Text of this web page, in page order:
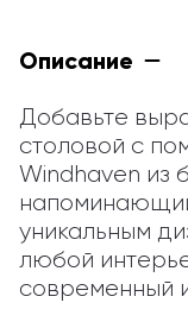
Описание
Добавьте
столовой с
Windhaven из
уникальным
любой
современный